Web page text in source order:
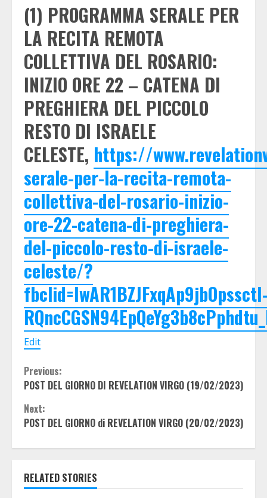
(1) PROGRAMMA SERALE PER
LA RECITA REMOTA
COLLETTIVA DEL ROSARIO:
INIZIO ORE 22 – CATENA DI
PREGHIERA DEL PICCOLO
RESTO DI ISRAELE
CELESTE, https://
serale-per-la-recita-remota-
collettiva-del-rosario-inizio-
ore-22-catena-di-preghiera-
del-piccolo-resto-di-israele-
celeste/?
Edit
Continue
Reading
Previous:
POST DEL GIORNO DI REVELATION VIRGO (19/02/2023)
Next:
POST DEL GIORNO di REVELATION VIRGO (20/02/2023)
RELATED STORIES